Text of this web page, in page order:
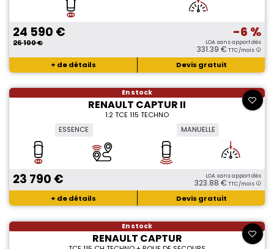
24 590 €
26 100 €
-6 %
LOA sans apport dès
331.39 € TTC/mois
+ de détails Devis gratuit
En stock
RENAULT CAPTUR II
1.2 TCE 115 TECHNO
ESSENCE
MANUELLE
23 790 € LOA sans apport dès
323.88 € TTC/mois
+ de détails Devis gratuit
En stock
RENAULT CAPTUR